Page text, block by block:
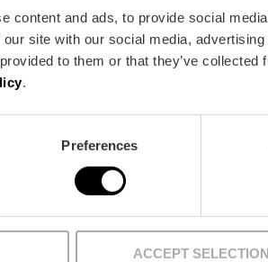
content and ads, to provide social
site with our social media,
to them or that they’ve
.
Preferences
ACCEPT SELECTION